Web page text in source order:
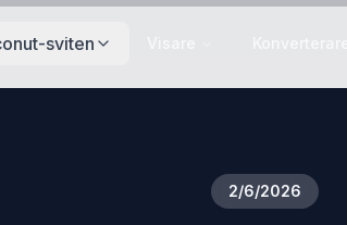
sviten
2/6/2026